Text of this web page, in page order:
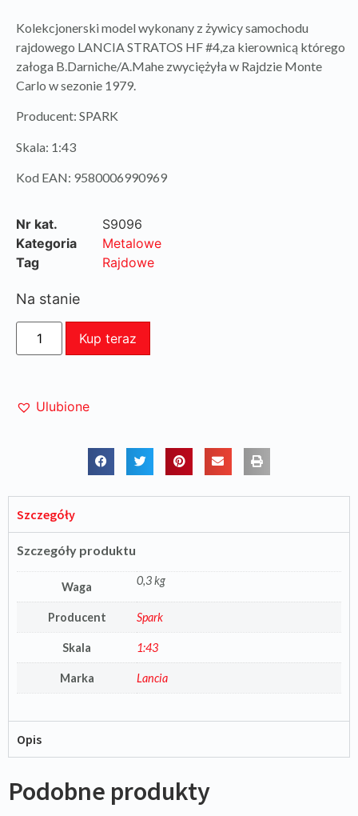
Kolekcjonerski model wykonany z żywicy samochodu
rajdowego LANCIA STRATOS HF #4,za kierownicą którego
załoga B.Darniche/A.Mahe zwyciężyła w Rajdzie Monte
Carlo w sezonie 1979.
Producent: SPARK
Skala: 1:43
Kod EAN: 9580006990969
Nr kat.
S9096
Kategoria
Metalowe
Tag
Rajdowe
Na stanie
Kup teraz
Ulubione
Szczegóły
Szczegóły produktu
Waga 0,3 kg
Producent Spark
Skala 1:43
Marka Lancia
Opis
Podobne produkty